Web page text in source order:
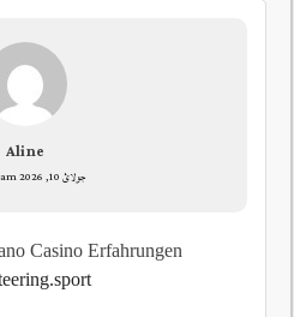
Aline
جولائ 10, 2026 at 3:09 am
Casino Erfahrungen